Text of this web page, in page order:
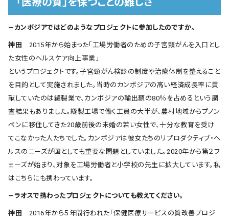
―カンボジアではどのようなプロジェクトに参加したのですか。
神田
2015年から始まった「工場労働者のための子宮頸がんを入口とし
た女性のヘルスケア向上事業」
というプロジェクトです。子宮頸がん検診の制度や治療体制を整えること
を目的として実施されました。当時のカンボジアの高い経済成長率に貢
献していたのは縫製業で、カンボジアの輸出額の80％を占めるという調
査結果もありました。縫製工場で働く工員の大半が、農村地域からプノン
ペンに移住してきた20歳前後の未婚の若い女性で、十分な教育を受け
てこなかった人たちでした。カンボジアは彼女たちのリプロダクティブ・ヘ
ルスのニーズが国としても重要な問題としていました。2020年から第２フ
ェーズが始まり、対象を工場労働者と小学校の先生に拡大しています。私
はこちらにも携わっています。
―ラオスで携わったプロジェクトについても教えてください。
神田
2016年から５年間行われた「保健医療サービスの質改善プロジ